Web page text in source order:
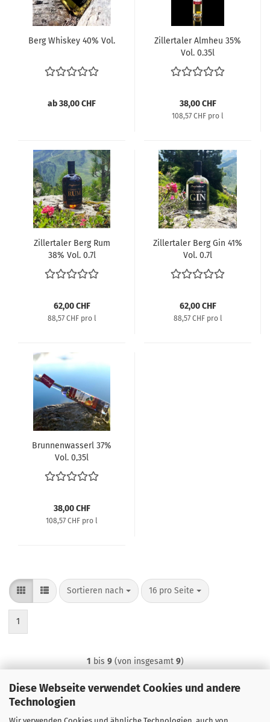
Diese Webseite verwendet Cookies und andere
Technologien
Wir verwenden Cookies und ähnliche Technologien, auch von
Berg Whiskey 40% Vol.
ab 38,00 CHF
Zillertaler Almheu 35%
Vol. 0.35l
38,00 CHF
108,57 CHF pro l
Zillertaler Berg Rum
38% Vol. 0.7l
62,00 CHF
88,57 CHF pro l
Zillertaler Berg Gin 41%
Vol. 0.7l
62,00 CHF
88,57 CHF pro l
Brunnenwasserl 37%
Vol. 0,35l
38,00 CHF
108,57 CHF pro l
Sortieren nach
Sortieren nach 16 pro Seite
pro Seite
1
1 bis 9(von insgesamt 9)